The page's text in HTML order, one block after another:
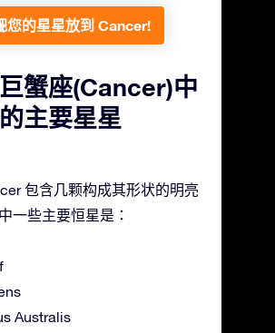
您的星星放到 Cancer!
巨蟹座(Cancer)中
的主要星星
包含几颗构成其形状的明亮
一些主要恒星是：
Australis